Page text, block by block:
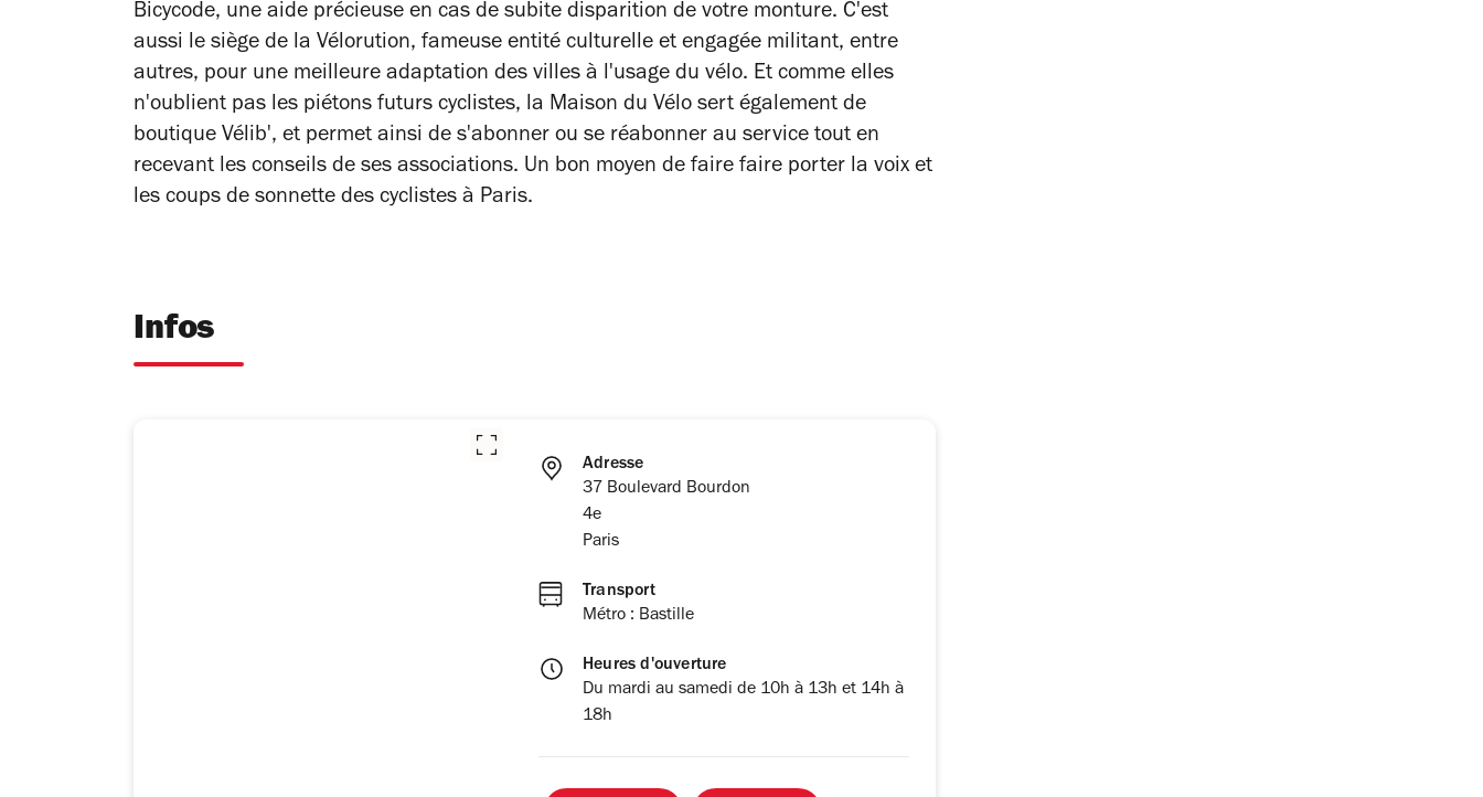
Bicycode, une aide précieuse en cas de subite disparition de votre monture. C'est
aussi le siège de la Vélorution, fameuse entité culturelle et engagée militant, entre
autres, pour une meilleure adaptation des villes à l'usage du vélo. Et comme elles
n'oublient pas les piétons futurs cyclistes, la Maison du Vélo sert également de
boutique Vélib', et permet ainsi de s'abonner ou se réabonner au service tout en
recevant les conseils de ses associations. Un bon moyen de faire faire porter la voix et
les coups de sonnette des cyclistes à Paris.
Infos
Adresse
37 Boulevard Bourdon
4e
Paris
Transport
Métro : Bastille
Heures d'ouverture
Du mardi au samedi de 10h à 13h et 14h à
18h